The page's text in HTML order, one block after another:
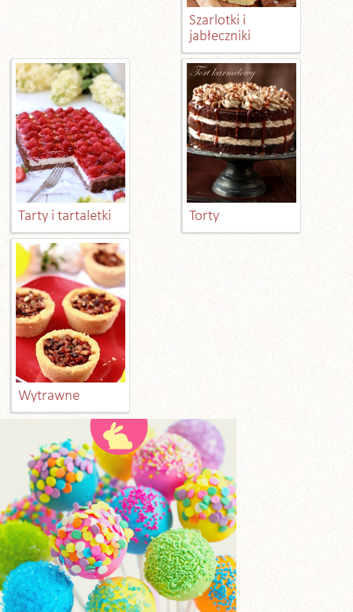
Szarlotki i
jabłeczniki
Tarty i tartaletki Torty
Wytrawne